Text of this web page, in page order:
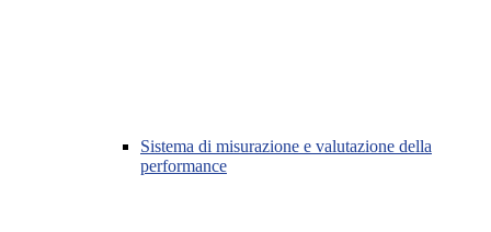
Sistema di misurazione e valutazione della
performance